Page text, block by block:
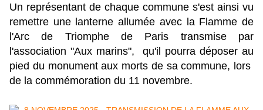
Un représentant de chaque commune s'est ainsi vu
remettre une lanterne allumée avec la Flamme de
l'Arc de Triomphe de Paris transmise par
l'association "Aux marins", qu'il pourra déposer au
pied du monument aux morts de sa commune, lors
de la commémoration du 11 novembre.